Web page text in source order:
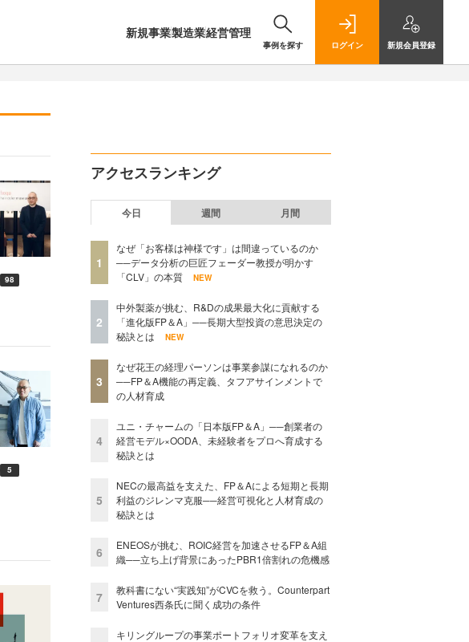
新規事業製造業経営管理
事例を探す ログイン 新規会員登録
98
5
アクセスランキング
今日 週間 月間
1
なぜ「お客様は神様です」は間違っているのか
──データ分析の巨匠フェーダー教授が明かす
「CLV」の本質
NEW
2
中外製薬が挑む、R&Dの成果最大化に貢献する
「進化版FP＆A」──長期大型投資の意思決定の
秘訣とは
NEW
3
なぜ花王の経理パーソンは事業参謀になれるのか
──FP＆A機能の再定義、タフアサインメントで
の人材育成
4
ユニ・チャームの「日本版FP＆A」──創業者の
経営モデル×OODA、未経験者をプロへ育成する
秘訣とは
5
NECの最高益を支えた、FP＆Aによる短期と長期
利益のジレンマ克服──経営可視化と人材育成の
秘訣とは
6
ENEOSが挑む、ROIC経営を加速させるFP＆A組
織──立ち上げ背景にあったPBR1倍割れの危機感
7
教科書にない“実践知”がCVCを救う。Counterpart
Ventures西条氏に聞く成功の条件
キリングループの事業ポートフォリオ変革を支え